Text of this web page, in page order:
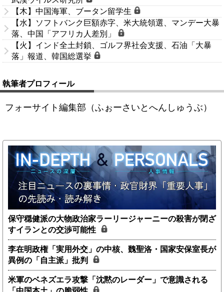
【木】中国海軍、ブータン留学生
【水】ソフトバンク巨額赤字、米大統領選、マンデー大暴
落、中国「アフリカ人差別」
【火】インド全土封鎖、ゴルフ界社会支援、石油「大暴
落」報道、韓国総選挙
執筆者プロフィール
フォーサイト編集部（ふぉーさいとへんしゅうぶ）
保守穏健派の大物政治家ラーリージャーニーの殺害が閉ざ
すイランとの交渉可能性
李在明政権「実用外交」の中核、魏聖洛・国家安保室長が
異例の「自主派」批判
米軍のベネズエラ攻撃「沈黙のレーダー」で意識される